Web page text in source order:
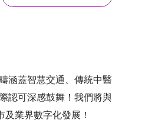
涵蓋智慧交通、傳統中醫
業界數字化發展！